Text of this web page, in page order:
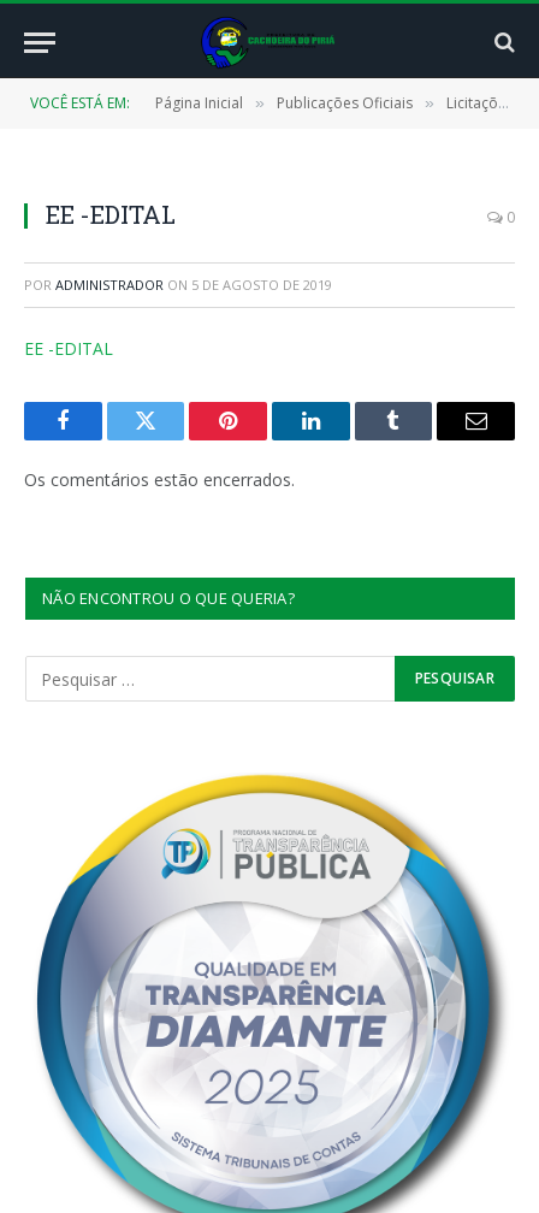
VOCÊ ESTÁ EM: Página Inicial » Publicações Oficiais » Licitações
EE -EDITAL 0
POR ADMINISTRADOR ON 5 DE AGOSTO DE 2019
EE -EDITAL
FacebookTwitter Pinterest LinkedInTumblr
E-
Os comentários estão encerrados.
NÃO ENCONTROU O QUE QUERIA?